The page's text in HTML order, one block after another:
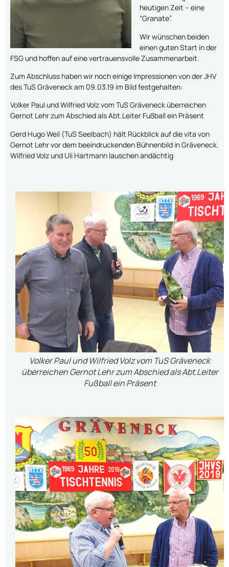
heutigen Zeit – eine
“Granate”.
Wir wünschen beiden
einen guten Start in der
FSG und hoffen auf eine vertrauensvolle Zusammenarbeit.
Zum Abschluss haben wir noch einige Impressionen von der JHV
des TuS Gräveneck am 09.03.19 im Bild festgehalten:
Volker Paul und Wilfried Volz vom TuS Gräveneck überreichen
Gernot Lehr zum Abschied als Abt.Leiter Fußball ein Präsent
Gerd Hugo Weil (TuS Seelbach) hält Rückblick auf die vita von
Gernot Lehr vor dem beeindruckenden Bühnenbild in Gräveneck.
Wilfried Volz und Uli Hartmann lauschen andächtig
Volker Paul und Wilfried Volz vom TuS Gräveneck
überreichen Gernot Lehr zum Abschied als Abt.Leiter
Fußball ein Präsent